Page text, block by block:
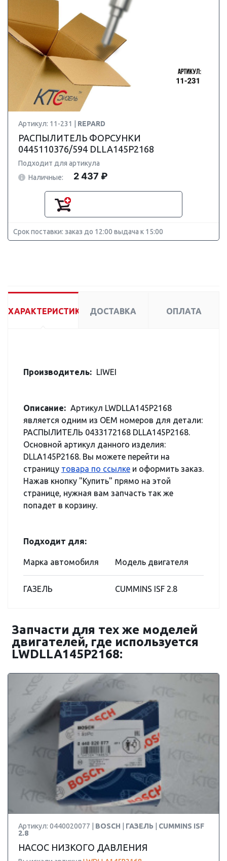
Артикул: 11-231 | REPARD
РАСПЫЛИТЕЛЬ ФОРСУНКИ
0445110376/594 DLLA145P2168
Подходит для артикула
Наличные:
2 437 ₽
Срок поставки: заказ до 12:00 выдача к 15:00
ХАРАКТЕРИСТИКИ ДОСТАВКА ОПЛАТА
Производитель: LIWEI
Описание: Артикул LWDLLA145P2168
является одним из OEM номеров для детали:
РАСПЫЛИТЕЛЬ 0433172168 DLLA145P2168.
Основной артикул данного изделия:
DLLA145P2168. Вы можете перейти на
страницу товара по ссылке и оформить заказ.
Нажав кнопку "Купить" прямо на этой
странице, нужная вам запчасть так же
попадет в корзину.
Подходит для:
Марка автомобиля Модель двигателя
ГАЗЕЛЬ CUMMINS ISF 2.8
Запчасти для тех же моделей
двигателей, где используется
LWDLLA145P2168:
Артикул: 0440020077 | BOSCH ГАЗЕЛЬ
CUMMINS ISF
2.8
НАСОС НИЗКОГО ДАВЛЕНИЯ